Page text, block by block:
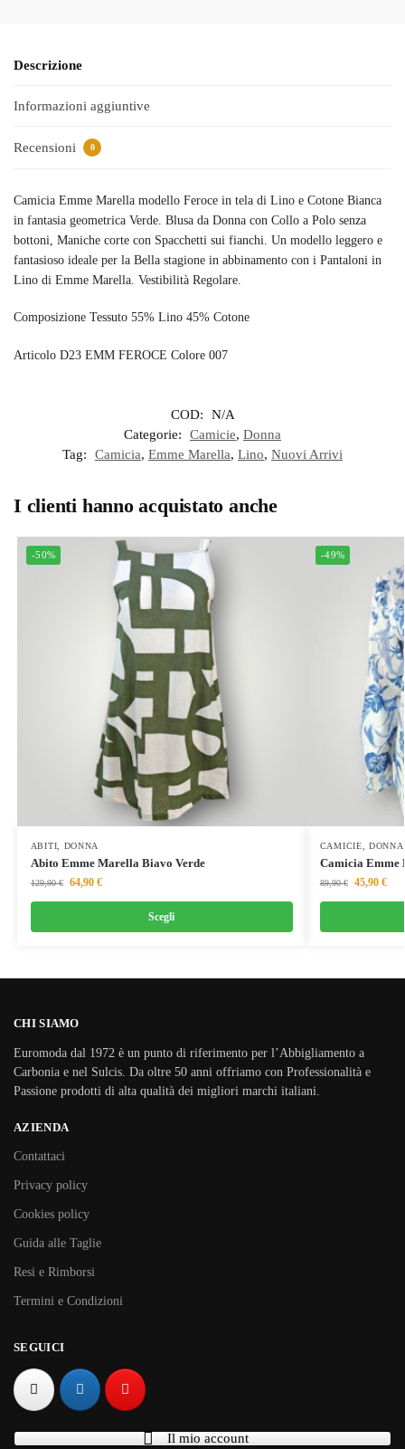
Descrizione
Informazioni aggiuntive
Recensioni 0
Camicia Emme Marella modello Feroce in tela di Lino e Cotone Bianca
in fantasia geometrica Verde. Blusa da Donna con Collo a Polo senza
bottoni, Maniche corte con Spacchetti sui fianchi. Un modello leggero e
fantasioso ideale per la Bella stagione in abbinamento con i Pantaloni in
Lino di Emme Marella. Vestibilità Regolare.
Composizione Tessuto 55% Lino 45% Cotone
Articolo D23 EMM FEROCE Colore 007
COD:
N/A
Categorie:
Camicie, Donna
Tag:
Camicia, Emme Marella, Lino, Nuovi Arrivi
I clienti hanno acquistato anche
-50%
ABITI DONNA
Abito Emme Marella Biavo Verde
129,90€ 64,90 €
Scegli
-49%
CAMICIE ,DONNA
Camicia Emme
89,90€ 45,90 €
CHI SIAMO
Euromoda dal 1972 è un punto di riferimento per l’Abbigliamento a
Carbonia e nel Sulcis. Da oltre 50 anni offriamo con Professionalità e
Passione prodotti di alta qualità dei migliori marchi italiani.
AZIENDA
Contattaci
Privacy policy
Cookies policy
Guida alle Taglie
Resi e Rimborsi
Termini e Condizioni
SEGUICI
Il mio account